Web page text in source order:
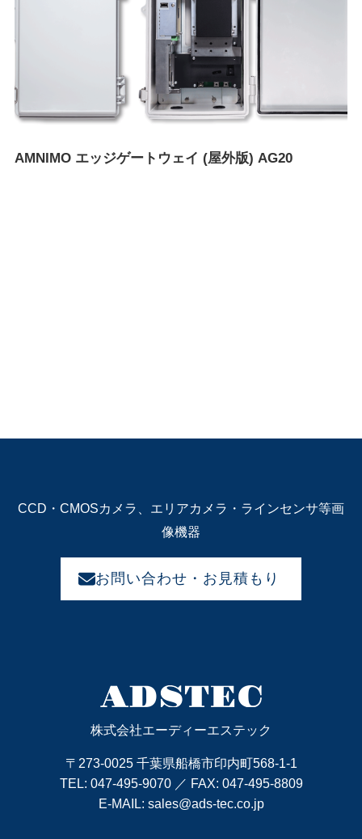
AMNIMO エッジゲートウェイ (屋外版) AG20
CCD・CMOSカメラ、エリアカメラ・ラインセンサ等画
像機器
お問い合わせ・お見積もり
株式会社エーディーエステック
〒273-0025 千葉県船橋市印内町568-1-1
TEL: 047-495-9070／ FAX: 047-495-8809
E-MAIL: sales@ads-tec.co.jp